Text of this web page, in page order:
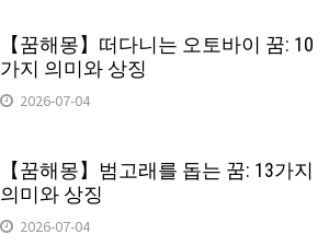
【꿈해몽】떠다니는 오토바이 꿈: 10
가지 의미와 상징
2026-07-04
【꿈해몽】범고래를 돕는 꿈: 13가지
의미와 상징
2026-07-04